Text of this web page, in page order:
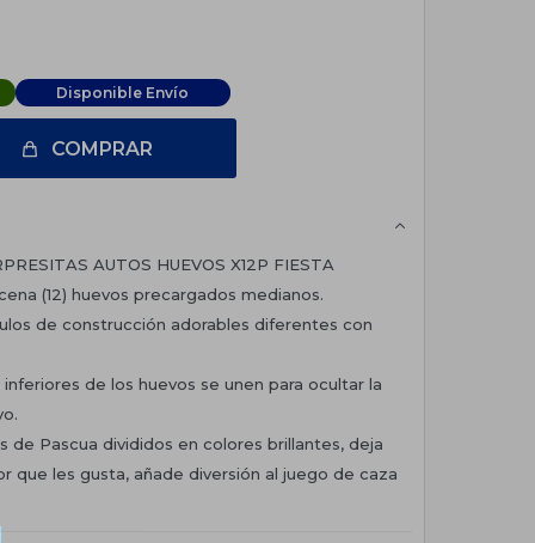
Disponible Envío
COMPRAR
AUTOS HUEVOS X12P FIESTA
(12) huevos precargados medianos.
de construcción adorables diferentes con
de los huevos se unen para ocultar la
de Pascua divididos en colores brillantes, deja
que les gusta, añade diversión al juego de caza